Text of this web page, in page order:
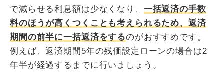
で減らせる利息額は少なくなり、 一括返済の手数
料のほうが高くつくことも考えられるため、返済
期間の前半に一括返済をするのがおすすめです。
例えば、返済期間5年の残価設定ローンの場合は2
年半が経過するまでに行いましょう。